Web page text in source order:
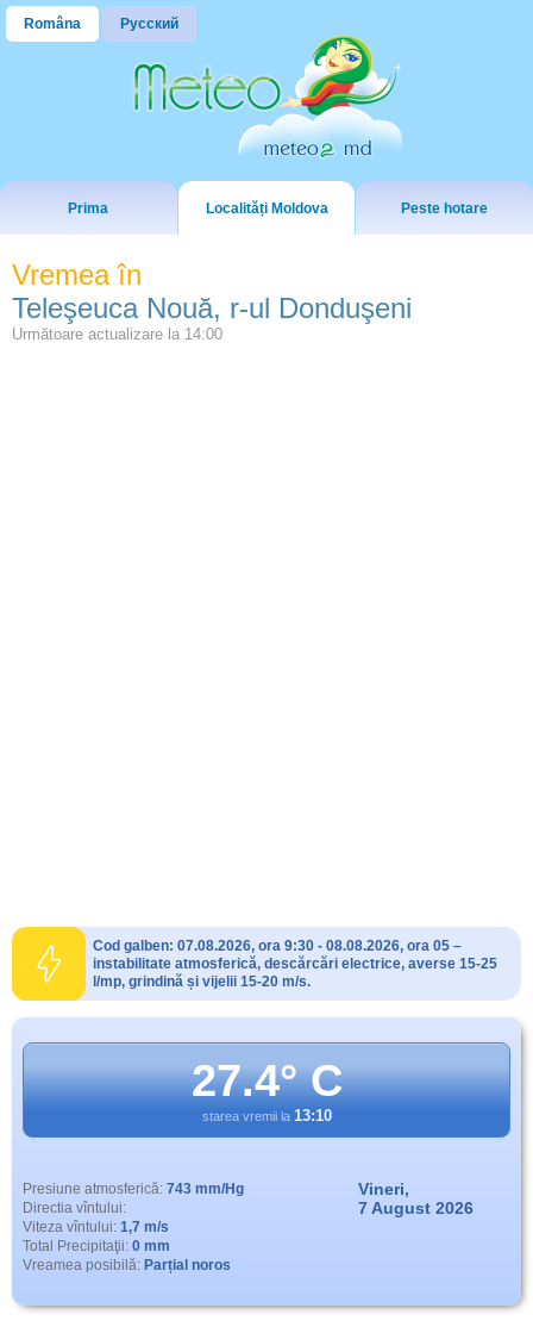
Româna Русский
Prima Localități Moldova Peste hotare
Vremea în
Teleşeuca Nouă, r-ul Donduşeni
Următoare actualizare la 14:00
Cod galben: 07.08.2026, ora 9:30 - 08.08.2026, ora 05 –
instabilitate atmosferică, descărcări electrice, averse 15-25
l/mp, grindină și vijelii 15-20 m/s.
27.4° C
starea vremii la 13:10
Presiune atmosferică: 743 mm/Hg
Directia vîntului:
Viteza vîntului: 1,7 m/s
Total Precipitaţii: 0 mm
Vreamea posibilă: Parțial noros
Vineri,
7 August 2026